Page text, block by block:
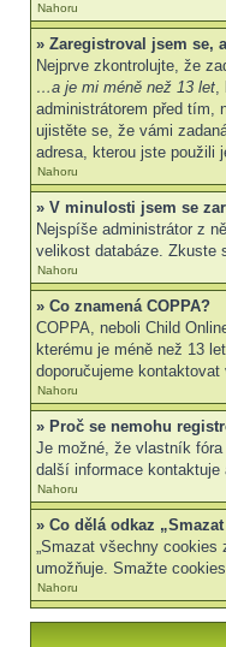
Nahoru
» Zaregistroval jsem se,
Nejprve zkontrolujte, že
…a je mi méně než 13 let,
administrátorem před tím,
ujistěte se, že vámi
adresa, kterou jste použili
Nahoru
» V minulosti jsem se
Nejspíše administrátor z
velikost databáze. Zkuste
Nahoru
» Co znamená COPPA?
COPPA, neboli Child
kterému je méně než 13
doporučujeme
Nahoru
» Proč se nemohu
Je možné, že vlastník
další informace kontaktuje
Nahoru
» Co dělá odkaz
„Smazat všechny
umožňuje. Smažte
Nahoru